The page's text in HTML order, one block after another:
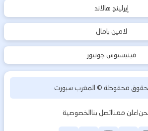
إيرلينج هالاند
لامين يامال
فينيسيوس جونيور
محفوظة ©المغرب سبورت
اعلن معنااتصل بناالخصوصية